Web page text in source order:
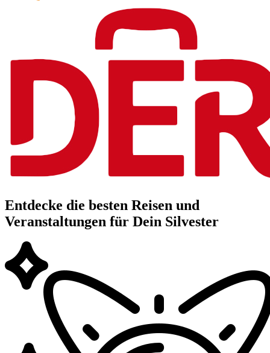
Entdecke die besten Reisen und
Veranstaltungen für Dein Silvester